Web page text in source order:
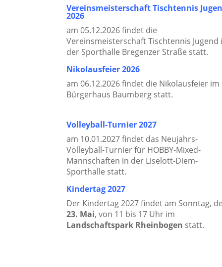
Vereinsmeisterschaft Tischtennis
2026
am 05.12.2026 findet die
Vereinsmeisterschaft Tischtennis Jugend
der Sporthalle Bregenzer Straße statt.
Nikolausfeier 2026
am 06.12.2026 findet die Nikolausfeier im
Bürgerhaus Baumberg statt.
Volleyball-Turnier 2027
am 10.01.2027 findet das Neujahrs-
Volleyball-Turnier für HOBBY-Mixed-
Mannschaften in der Liselott-Diem-
Sporthalle statt.
Kindertag 2027
Der Kindertag 2027 findet am Sonntag,
23. Mai, von 11 bis 17 Uhr im
Landschaftspark Rheinbogen statt.